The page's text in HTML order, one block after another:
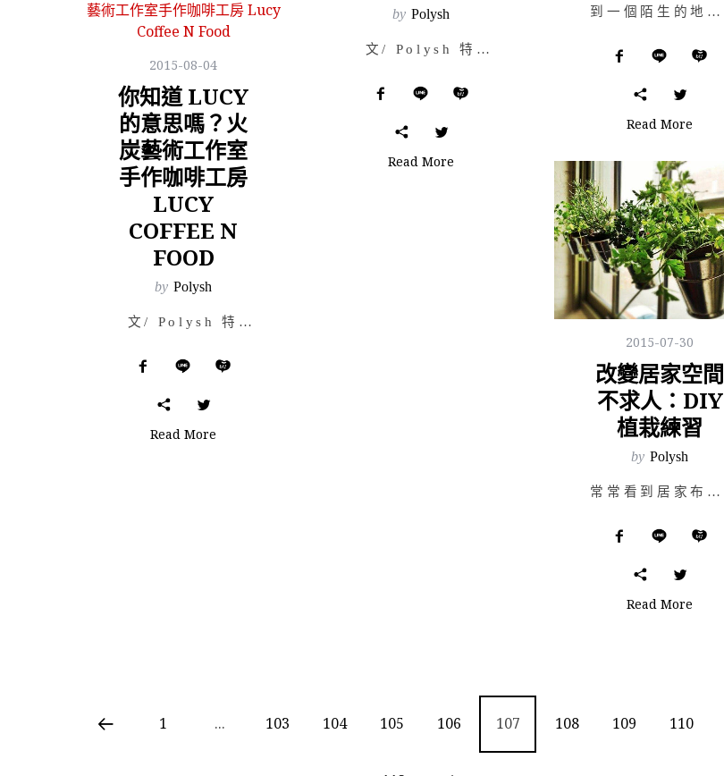
到一個陌生的地區旅行大家最先想體驗的事物是什麼呢？我想很多人第一個想到的便是嚐盡道地的當地美食！原本…
Read More
by Polysh
文/ Polysh 特約寫手 Sophia Ch. SWAROVSKI …
Read More
2015-08-04
你知道 LUCY
的意思嗎？火
炭藝術工作室
手作咖啡工房
LUCY
COFFEE N
FOOD
by Polysh
文/ Polysh 特約寫手 Sophia Ch. 原位於火炭工業大廈裡…
Read More
2015-07-30
改變居家空間
不求人：DIY
植栽練習
by Polysh
常常看到居家布置雜誌裡的美圖，心裡總是邊讚嘆邊懊惱著為何自己的家裡總是一成不變嗎？改變居家空間其實一…
Read More
1 ... 103 104 105 106 107 108 109 110